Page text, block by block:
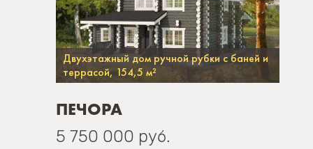
Двухэтажный дом ручной рубки с баней и
террасой, 154,5 м²
ПЕЧОРА
5 750 000 руб.